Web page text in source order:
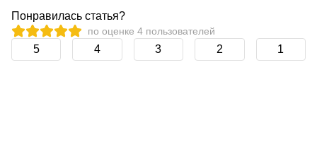
Понравилась статья?
по оценке 4 пользователей
5 4 3 2 1